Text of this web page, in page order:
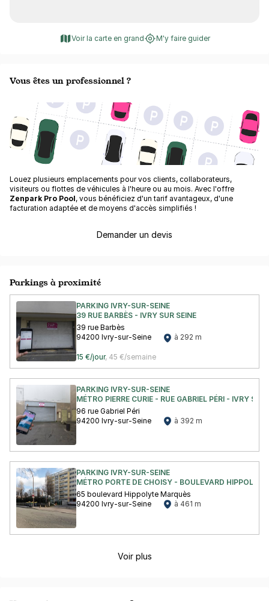
Voir la carte en grand M'y faire guider
Vous êtes un professionnel ?
Louez plusieurs emplacements pour vos clients, collaborateurs,
visiteurs ou flottes de véhicules à l'heure ou au mois. Avec l'offre
Zenpark Pro Pool, vous bénéficiez d'un tarif avantageux, d'une
facturation adaptée et de moyens d'accès simplifiés !
Demander un devis
Parkings à proximité
PARKING IVRY-SUR-SEINE
39 RUE BARBÈS - IVRY SUR SEINE
39 rue Barbès
94200 Ivry-sur-Seine
à 292 m
15 €/jour, 45 €/semaine
PARKING IVRY-SUR-SEINE
MÉTRO PIERRE CURIE - RUE GABRIEL PÉRI - IVRY SUR
96 rue Gabriel Péri
94200 Ivry-sur-Seine
à 392 m
PARKING IVRY-SUR-SEINE
MÉTRO PORTE DE CHOISY - BOULEVARD
65 boulevard Hippolyte Marquès
94200 Ivry-sur-Seine
à 461 m
Voir plus